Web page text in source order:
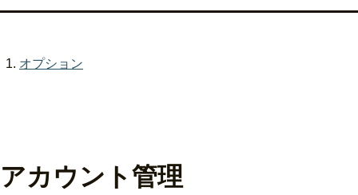
オプション
アカウント管理